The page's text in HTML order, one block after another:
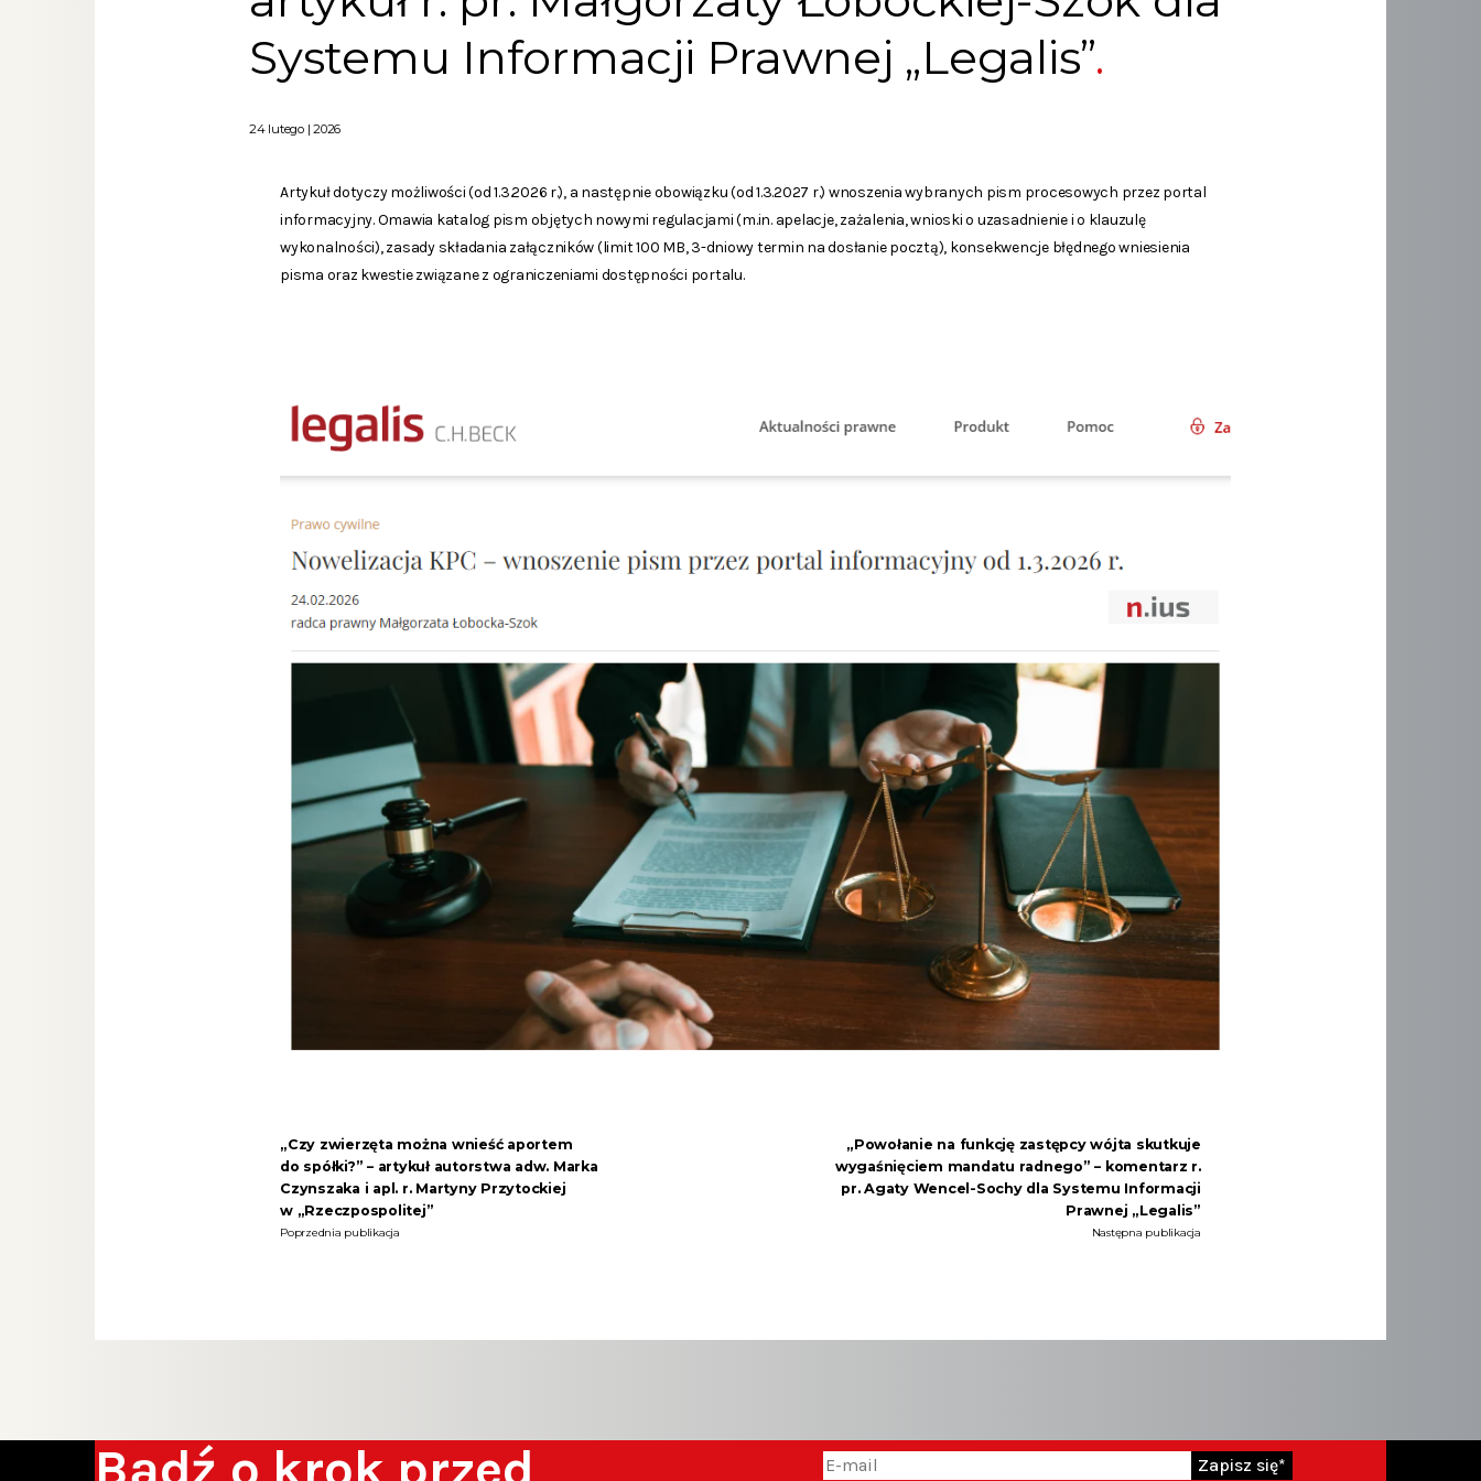
Systemu Informacji Prawnej „Legalis”
24 lutego | 2026
Artykuł dotyczy możliwości (od 1.3.2026 r.), a następnie obowiązku (od 1.3.2027 r.) wnoszenia wybranych pism procesowych przez portal
informacyjny. Omawia katalog pism objętych nowymi regulacjami (m.in. apelacje, zażalenia, wnioski o uzasadnienie i o klauzulę
wykonalności), zasady składania załączników (limit 100 MB, 3-dniowy termin na dosłanie pocztą), konsekwencje błędnego wniesienia
pisma oraz kwestie związane z ograniczeniami dostępności portalu.
„Czy zwierzęta można wnieść aportem
do spółki?” – artykuł autorstwa adw. Marka
Czynszaka i apl. r. Martyny Przytockiej
w „Rzeczpospolitej”
Poprzednia publikacja
„Powołanie na funkcję zastępcy wójta skutkuje
wygaśnięciem mandatu radnego” – komentarz r.
pr. Agaty Wencel-Sochy dla Systemu Informacji
Prawnej „Legalis”
Następna publikacja
Zapisz się*